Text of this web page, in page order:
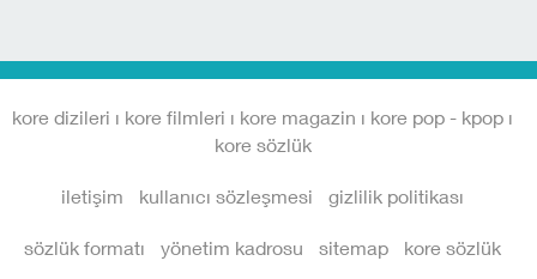
kore dizileri i kore filmleri i kore magazin i kore pop - kpop i
kore sözlük
iletişim kullanıcı sözleşmesi gizlilik politikası
sözlük formatı yönetim kadrosu sitemap kore sözlük